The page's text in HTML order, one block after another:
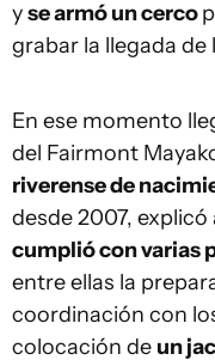
yse armó un cerco
grabar la llegada de
En ese momento
del Fairmont
riverense de
desde 2007, explicó
cumplió con varias
entre ellas la
coordinación con
colocación de un